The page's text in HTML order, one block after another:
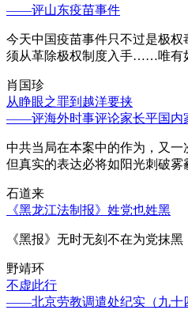
——评山东疫苗事件
今天中国疫苗事件只不过是极
须从革除极权制度入手……唯有
肖国珍
从睁眼之罪到越洋要挟
——评海外时事评论家长平国内
中共当局在本案中的作为，又
但真实的表达必将如阳光刺破雾
石道来
《黑龙江法制报》姓党也姓黑
《黑报》无时无刻不在为党抹
野靖环
不虚此行
——北京劳教调遣处纪实（九十